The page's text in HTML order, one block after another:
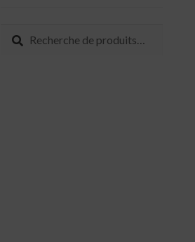
Recherche
pour :
Recherche